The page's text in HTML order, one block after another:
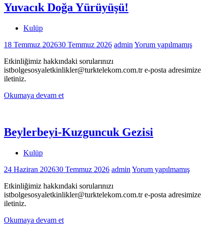
Yuvacık Doğa Yürüyüşü!
Kulüp
18 Temmuz 202630 Temmuz 2026 admin Yorum yapılmamış
Etkinliğimiz hakkındaki sorularınızı
istbolgesosyaletkinlikler@turktelekom.com.tr e-posta adresimize
iletiniz.
Okumaya devam et
Beylerbeyi-Kuzguncuk Gezisi
Kulüp
24 Haziran 202630 Temmuz 2026 admin Yorum yapılmamış
Etkinliğimiz hakkındaki sorularınızı
istbolgesosyaletkinlikler@turktelekom.com.tr e-posta adresimize
iletiniz.
Okumaya devam et